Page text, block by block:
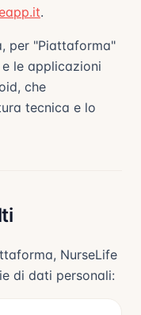
.
per "Piattaforma"
e le applicazioni
che
tecnica e lo
NurseLife
di dati personali: